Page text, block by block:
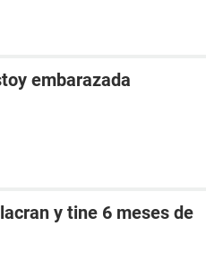
embarazada
y tine 6 meses de